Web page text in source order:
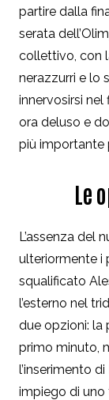
partire dalla
serata
collettivo, con
nerazzurri e lo
innervosirsi
ora deluso e
più importante
Le
L’assenza del
ulteriormente i
squalificato
l’esterno nel
due opzioni: la
primo minuto,
l’inserimento
impiego di uno